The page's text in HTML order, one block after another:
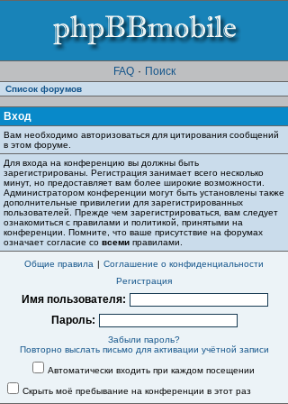
FAQ · Поиск
Список форумов
Вход
Вам необходимо авторизоваться для цитирования сообщений
в этом форуме.
Для входа на конференцию вы должны быть
зарегистрированы. Регистрация занимает всего несколько
минут, но предоставляет вам более широкие возможности.
Администратором конференции могут быть установлены также
дополнительные привилегии для зарегистрированных
пользователей. Прежде чем зарегистрироваться, вам следует
ознакомиться с правилами и политикой, принятыми на
конференции. Помните, что ваше присутствие на форумах
означает согласие со всеми правилами.
Общие правила | Соглашение о конфиденциальности
Регистрация
Имя пользователя:
Пароль:
Забыли пароль?
Повторно выслать письмо для активации учётной записи
Автоматически входить при каждом посещении
Скрыть моё пребывание на конференции в этот раз